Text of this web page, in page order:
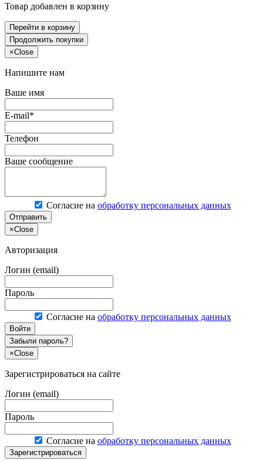
Товар добавлен в корзину
Перейти в корзину
Продолжить покупки
×Close
Напишите нам
Ваше имя
E-mail*
Телефон
Ваше сообщение
Согласие на обработку персональных данных
Отправить
×Close
Авторизация
Логин (email)
Пароль
Согласие на обработку персональных данных
Войти
Забыли пароль?
×Close
Зарегистрироваться на сайте
Логин (email)
Пароль
Согласие на обработку персональных данных
Зарегистрироваться